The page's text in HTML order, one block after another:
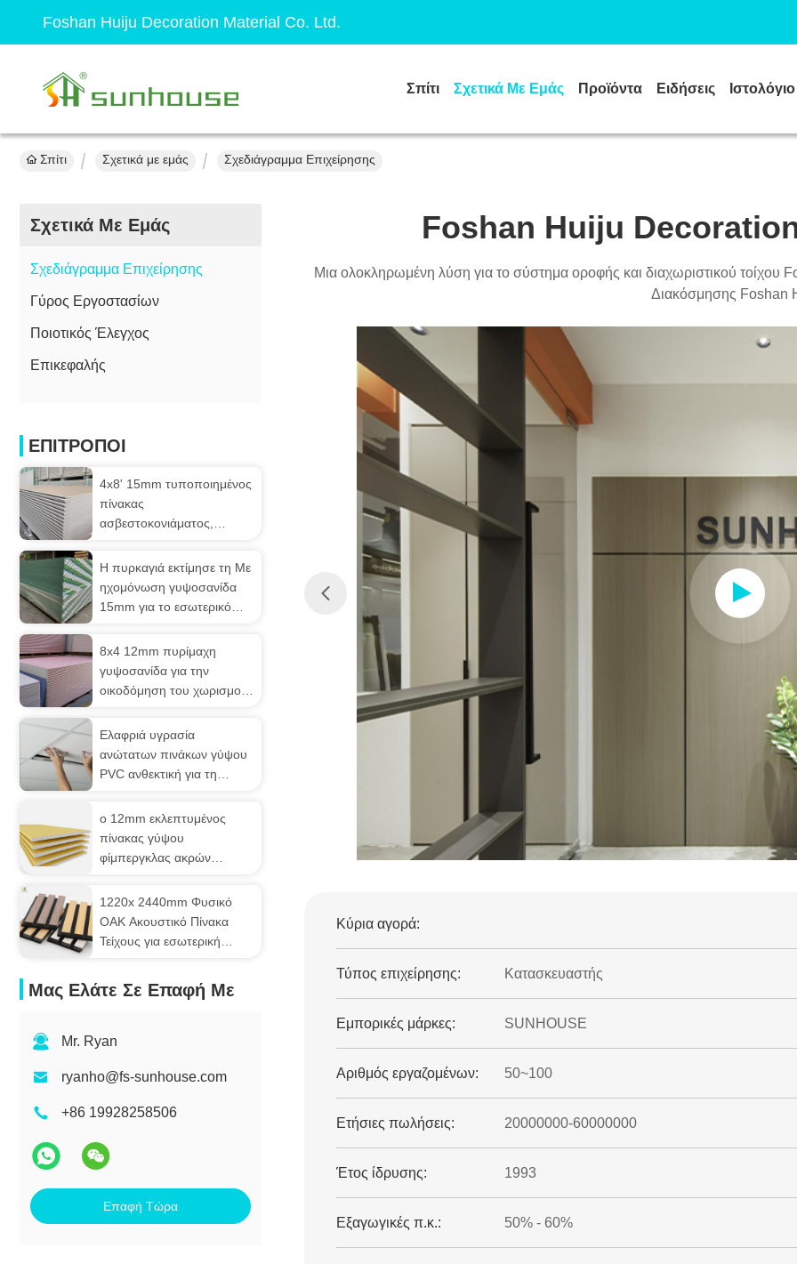
Foshan Huiju Decoration Material Co. Ltd.
Σπίτι Σχετικά Με Εμάς Προϊόντα Ειδήσεις Ιστολόγιο
Σπίτι Σχετικά με εμάς Σχεδιάγραμμα Επιχείρησης
Σχετικά Με Εμάς
Σχεδιάγραμμα Επιχείρησης
Γύρος Εργοστασίων
Ποιοτικός Έλεγχος
Επικεφαλής
ΕΠΙΤΡΟΠΟΙ
4x8' 15mm τυποποιημένος
πίνακας
ασβεστοκονιάματος,
την οικοδόμηση του
ανώτατου ορίου
Η πυρκαγιά εκτίμησε τη Με
ηχομόνωση γυψοσανίδα
15mm για το εσωτερικό
8x4 12mm πυρίμαχη
γυψοσανίδα για την
οικοδόμηση του χωρισμού
Ελαφριά υγρασία
ανώτατων πινάκων γύψου
PVC ανθεκτική για τη
ο 12mm εκλεπτυμένος
πίνακας γύψου
φίμπεργκλας ακρών
2440mm
1220x 2440mm Φυσικό
OAK Ακουστικό Πίνακα
Τείχους για εσωτερική
Μας Ελάτε Σε Επαφή Με
Mr. Ryan
ryanho@fs-sunhouse.com
+86 19928258506
Επαφή Τώρα
Foshan Huiju
Μια ολοκληρωμένη λύση για το σύστημα οροφής και διαχωριστικού
Διακόσμησης Foshan
Κύρια αγορά:
Τύπος επιχείρησης: Κατασκευαστής
Εμπορικές μάρκες: SUNHOUSE
Αριθμός εργαζομένων: 50~100
Ετήσιες πωλήσεις: 20000000-60000000
Έτος ίδρυσης: 1993
Εξαγωγικές π.κ.: 50% - 60%